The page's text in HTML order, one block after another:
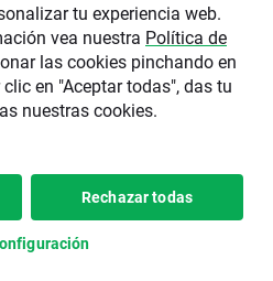
(NIF W0601162A),
de la Comisión
Valores (CNMV) con el
XTB en España se
8, 6ª Planta,
•
Configuración de
cookies
tu experiencia web.
vea nuestra Política de
las cookies pinchando en
en "Aceptar todas", das tu
nuestras cookies.
Rechazar todas